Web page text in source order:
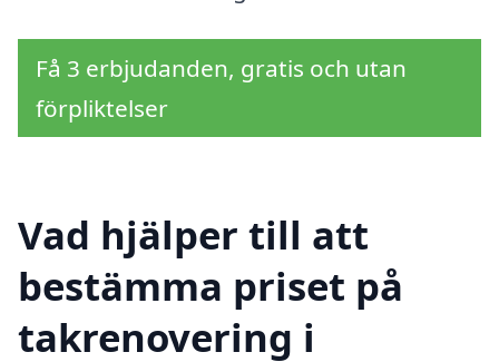
Få 3 erbjudanden, gratis och utan
förpliktelser
Vad hjälper till att
bestämma priset på
takrenovering i